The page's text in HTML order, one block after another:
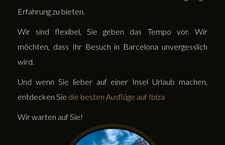
Erfahrung zu bieten.
Wir sind flexibel, Sie geben das Tempo vor. Wir
möchten, dass Ihr Besuch in Barcelona unvergesslich
wird.
Und wenn Sie lieber auf einer Insel Urlaub machen,
entdecken Sie die besten Ausflüge auf Ibiza
Wir warten auf Sie!